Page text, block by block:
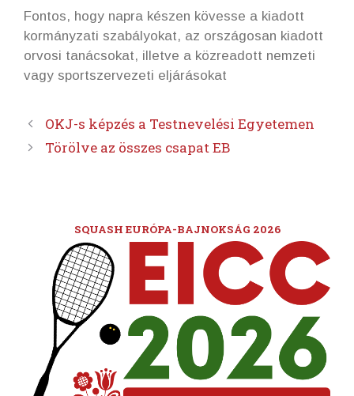
Fontos, hogy napra készen kövesse a kiadott
kormányzati szabályokat, az országosan kiadott
orvosi tanácsokat, illetve a közreadott nemzeti
vagy sportszervezeti eljárásokat
OKJ-s képzés a Testnevelési Egyetemen
Törölve az összes csapat EB
SQUASH EURÓPA-BAJNOKSÁG 2026